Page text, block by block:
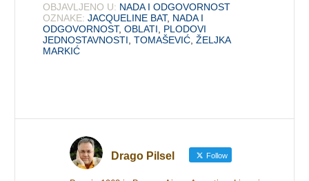
OBJAVLJENO U: NADA I ODGOVORNOST
OZNAKE: JACQUELINE BAT, NADA I
ODGOVORNOST,OBLATI
PLODOVI
JEDNOSTAVNOSTI ,TOMAŠEVIĆ ,ŽELJKA
MARKIĆ
Drago Pilsel Follow